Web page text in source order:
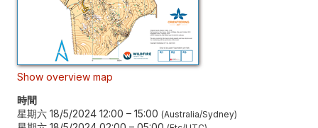
Show overview map
時間
星期六 18/5/2024 12:00 – 15:00 Australia/Sydney